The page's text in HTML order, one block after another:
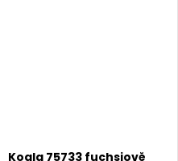
Koala 75733 fuchsiově